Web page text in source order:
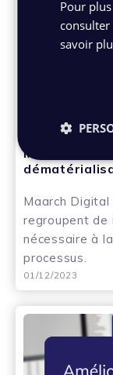
Post -
Maarch
Maarch Digital
regroupent de
nécessaire à
processus.
01/12/2023
Pour
savoir